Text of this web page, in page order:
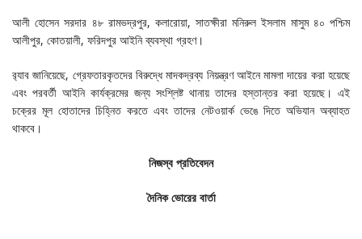
আলী হোসেন সরদার ৪৮ রামভদ্রপুর, কলারোয়া, সাতক্ষীরা মনিরুল ইসলাম মাসুম ৪০ পশ্চিম
আলীপুর, কোতয়ালী, ফরিদপুর আইনি ব্যবস্থা গ্রহণ।
র‌্যাব জানিয়েছে, গ্রেফতারকৃতদের বিরুদ্ধে মাদকদ্রব্য নিয়ন্ত্রণ আইনে মামলা দায়ের করা হয়েছে
এবং পরবর্তী আইনি কার্যক্রমের জন্য সংশ্লিষ্ট থানায় তাদের হস্তান্তর করা হয়েছে। এই
চক্রের মূল হোতাদের চিহ্নিত করতে এবং তাদের নেটওয়ার্ক ভেঙে দিতে অভিযান অব্যাহত
থাকবে।
নিজস্ব প্রতিবেদন
দৈনিক ভোরের বার্তা